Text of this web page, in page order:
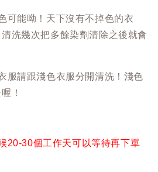
可能呦！天下沒有不掉色的衣
洗幾次把多餘染劑清除之後就會
服請跟淺色衣服分開清洗！淺色
！
20-30個工作天可以等待再下單